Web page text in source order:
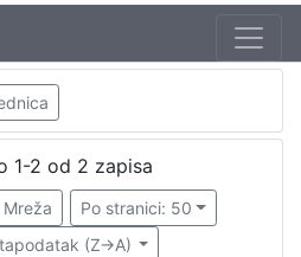
1-2 od 2 zapisa
Mreža
Po stranici: 50
(Z->A)